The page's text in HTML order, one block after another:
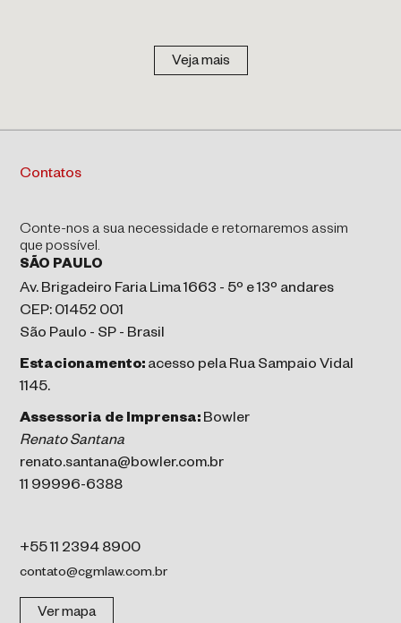
Veja mais
Contatos
Conte-nos a sua necessidade e retornaremos assim
que possível.
SÃO PAULO
Av. Brigadeiro Faria Lima 1663 - 5º e 13º andares
CEP: 01452 001
São Paulo - SP - Brasil
Estacionamento: acesso pela Rua Sampaio Vidal
1145.
Assessoria de Imprensa: Bowler
Renato Santana
renato.santana@bowler.com.br
11 99996-6388
+55 11 2394 8900
contato@cgmlaw.com.br
Ver mapa